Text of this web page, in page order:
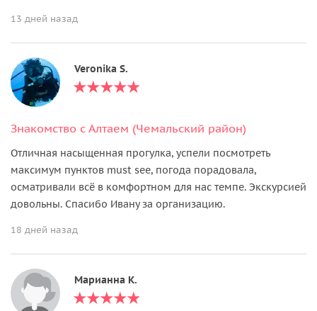
13 дней назад
Veronika S.
Знакомство с Алтаем (Чемальский район)
Отличная насыщенная прогулка, успели посмотреть
максимум пунктов must see, погода порадовала,
осматривали всё в комфортном для нас темпе. Экскурсией
довольны. Спасибо Ивану за организацию.
18 дней назад
Марианна К.